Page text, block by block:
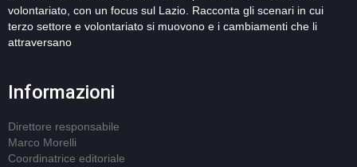
volontariato, con un focus sul Lazio. Racconta gli scenari in cui
terzo settore e volontariato si muovono e i cambiamenti che li
attraversano
Informazioni
Direttore responsabile
Marco Morelli
Coordinatrice editoriale